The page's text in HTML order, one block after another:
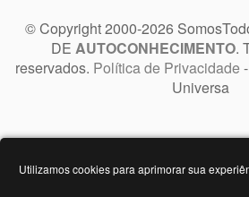
© Copyright 2000-2026
DE AUTOCONHECIMENTO.
reservados. Política de Privacidade
Universa
Utilizamos cookies para aprimorar sua